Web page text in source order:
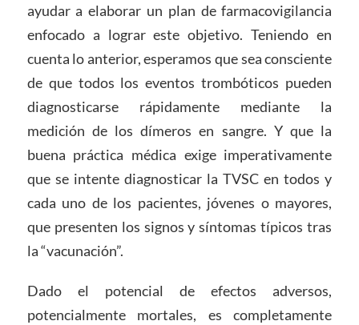
ayudar a elaborar un plan de farmacovigilancia
enfocado a lograr este objetivo. Teniendo en
cuenta lo anterior, esperamos que sea consciente
de que todos los eventos trombóticos pueden
diagnosticarse rápidamente mediante la
medición de los dímeros en sangre. Y que la
buena práctica médica exige imperativamente
que se intente diagnosticar la TVSC en todos y
cada uno de los pacientes, jóvenes o mayores,
que presenten los signos y síntomas típicos tras
la “vacunación”.
Dado el potencial de efectos adversos,
potencialmente mortales, es completamente